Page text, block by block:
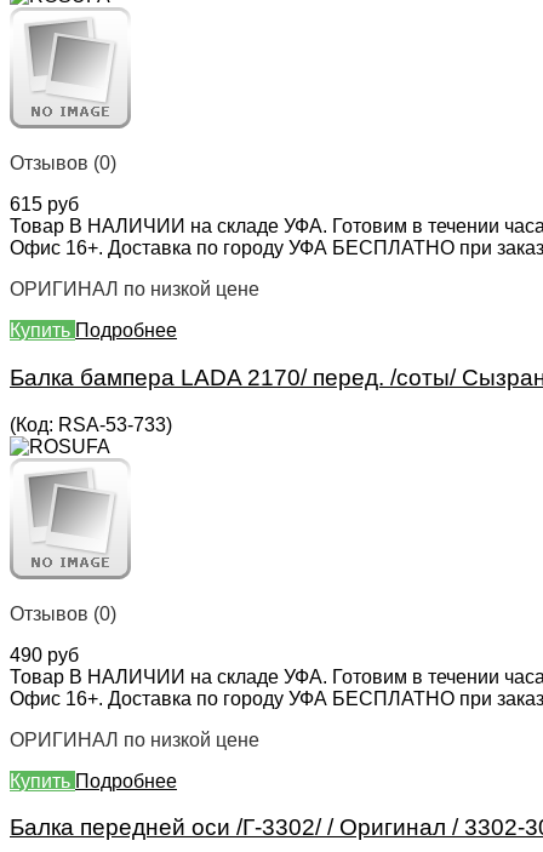
Отзывов (0)
615 руб
Товар В НАЛИЧИИ на складе УФА. Готовим в течении
Офис 16+. Доставка по городу УФА БЕСПЛАТНО при
ОРИГИНАЛ по низкой цене
Купить Подробнее
Балка бампера LADA 2170/ перед. /соты/
(Код: RSA-53-733)
Отзывов (0)
490 руб
Товар В НАЛИЧИИ на складе УФА. Готовим в течении
Офис 16+. Доставка по городу УФА БЕСПЛАТНО при
ОРИГИНАЛ по низкой цене
Купить Подробнее
Балка передней оси /Г-3302/ / Оригинал / 3302-